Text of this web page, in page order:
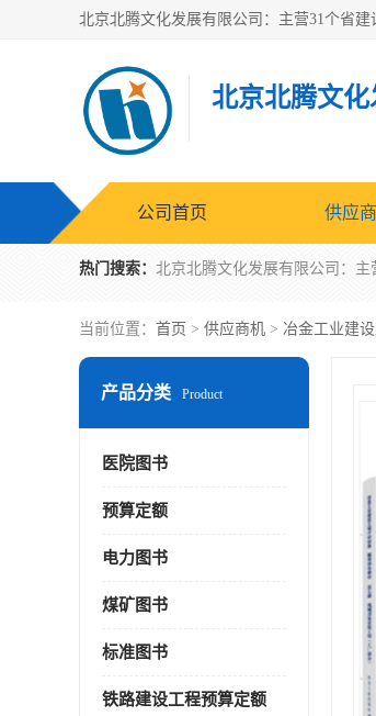
北京北腾文
公司首页 供应
热门搜索：
当前位置： 首页 > 供应商机 > 冶金工业建
产品分类 Product
医院图书
预算定额
电力图书
煤矿图书
标准图书
铁路建设工程预算定额